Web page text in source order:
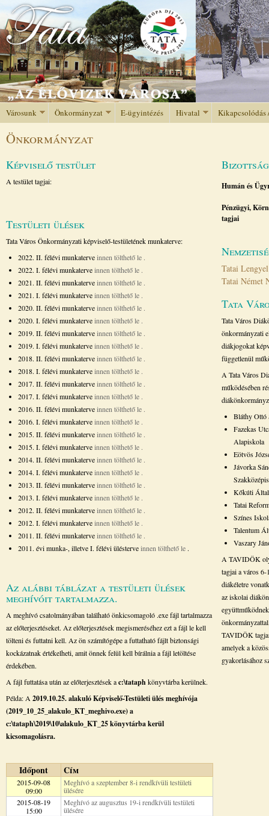
Jump to navigation
Városunk Önkormányzat E-ügyintézés Hivatal Kikapcsolódás
Önkormányzat
Képviselő testület
A testület tagjai:
Testületi ülések
Tata Város Önkormányzati képviselő-testületének munkaterve:
2022. II. félévi munkaterveinnen tölthető le .
2022. I. félévi munkaterveinnen tölthető le .
2021. II. félévi munkaterveinnen tölthető le .
2021. I. félévi munkaterveinnen tölthető le .
2020. II. félévi munkaterveinnen tölthető le .
2020. I. félévi munkaterveinnen tölthető le .
2019. II. félévi munkaterveinnen tölthető le .
2019. I. félévi munkaterveinnen tölthető le .
2018. II. félévi munkaterveinnen tölthető le .
2018. I. félévi munkaterveinnen tölthető le .
2017. II. félévi munkaterveinnen tölthető le .
2017. I. félévi munkaterveinnen tölthető le .
2016. II. félévi munkaterveinnen tölthető le .
2016. I. félévi munkaterveinnen tölthető le .
2015. II. félévi munkaterveinnen tölthető le .
2015. I. félévi munkaterveinnen tölthető le .
2014. II. félévi munkaterveinnen tölthető le .
2014. I. félévi munkaterveinnen tölthető le .
2013. II. félévi munkaterveinnen tölthető le .
2013. I. félévi munkaterveinnen tölthető le .
2012. II. félévi munkaterveinnen tölthető le .
2012. I. félévi munkaterveinnen tölthető le .
2011. II. félévi munkaterveinnen tölthető le .
2011. évi munka-, illetve I. félévi ülésterveinnen tölthető le .
Az alábbi táblázat a testületi ülések
meghívóit tartalmazza.
A meghívó csatolmányában található önkicsomagoló .exe fájl tartalmazza
az előterjesztéseket. Az előterjesztések megismeréséhez ezt a fájl le kell
tölteni és futtatni kell. Az ön számítógépe a futtatható fájlt biztonsági
kockázatnak értékelheti, amit önnek felül kell bírálnia a fájl letöltése
érdekében.
A fájl futtatása után az előterjesztések ac:\tataphkönyvtárba kerülnek.
Példa: A 2019.10.25. alakuló Képviselő-Testületi ülés meghívója
(2019_10_25_alakulo_KT_meghivo.exe) a
c:\tataph\2019\10\alakulo_KT_25 könyvtárba kerül
kicsomagolásra.
Időpont Cím
2015-09-08
09:00
Meghívó a szeptember 8-i rendkívüli testületi
ülésére
2015-08-19
15:00
Meghívó az augusztus 19-i rendkívüli testületi
ülésére
Humán és
Pénzügyi,
tagjai
Tatai
Tatai Német
Tata
Tata Város
önkormányzati
diákjogokat
függetlenül
A Tata Város
működésében
Bláthy Ottó
Fazekas
Alapiskola
Eötvös
Jávorka
Kőkúti
Tatai
Színes
Talentum
Vaszary
A TAVIDÖK
tagjai a város
diákéletre
az iskolai
TAVIDÖK
amelyek a
gyakorlásához